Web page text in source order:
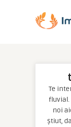
Te
noi
știut,